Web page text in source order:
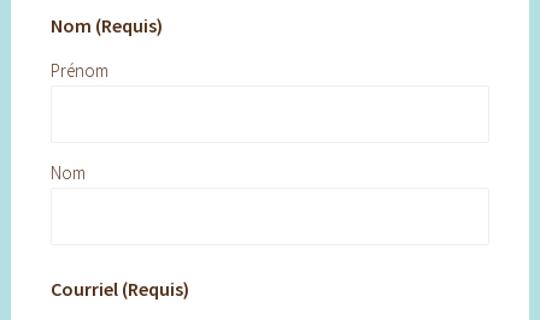
Nom (Requis)
Prénom
Nom
Courriel (Requis)